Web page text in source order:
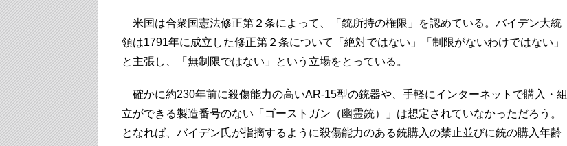
米国は合衆国憲法修正第２条によって、「銃所持の権限」を認めている。バイデン大統
領は1791年に成立した修正第２条について「絶対ではない」「制限がないわけではない」
と主張し、「無制限ではない」という立場をとっている。
確かに約230年前に殺傷能力の高いAR-15型の銃器や、手軽にインターネットで購入・組
立ができる製造番号のない「ゴーストガン（幽霊銃）」は想定されていなかっただろう。
となれば、バイデン氏が指摘するように殺傷能力のある銃購入の禁止並びに銃の購入年齢